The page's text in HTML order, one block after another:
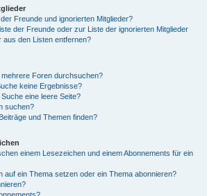
Freunde und ignorierten Mitglieder?
der Freunde oder zur Liste der ignorierten Mitglieder
aus den Listen entfernen?
Foren durchsuchen?
keine Ergebnisse?
eine leere Seite?
suchen?
und Themen finden?
einem Lesezeichen und einem Abonnements für ein
auf ein Thema setzen oder ein Thema abonnieren?